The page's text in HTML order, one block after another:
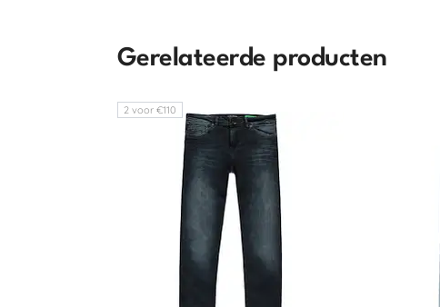
Gerelateerde producten
2 voor €110